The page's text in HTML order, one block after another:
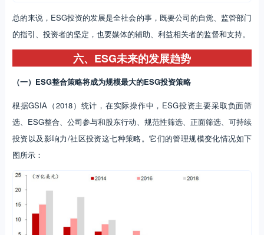
总的来说，ESG投资的发展是全社会的事，既要公司的自觉、监管部门
的指引、投资者的坚定，也要媒体的辅助、利益相关者的监督和支持。
六、ESG未来的发展趋势
（一）ESG整合策略将成为规模最大的ESG投资策略
根据GSIA（2018）统计，在实际操作中，ESG投资主要采取负面筛
选、ESG整合、公司参与和股东行动、规范性筛选、正面筛选、可持续
投资以及影响力/社区投资这七种策略。它们的管理规模变化情况如下
图所示：